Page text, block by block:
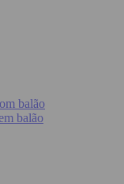
balão
balão